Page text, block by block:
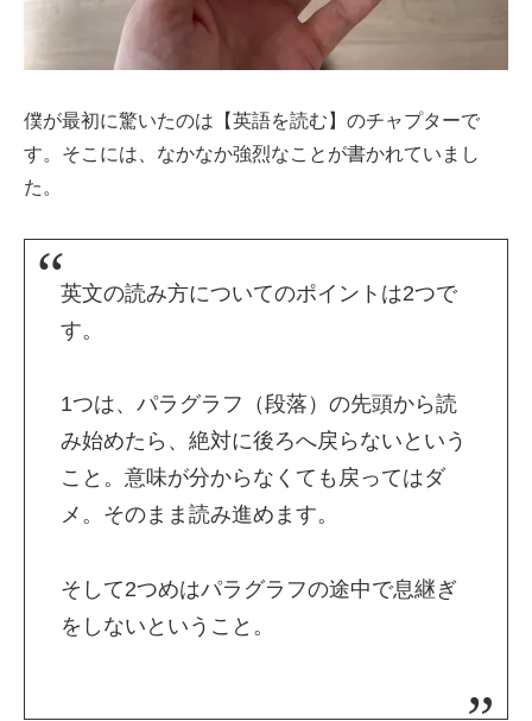
僕が最初に驚いたのは【英語を読む】のチャプターで
す。そこには、なかなか強烈なことが書かれていまし
た。
英文の読み方についてのポイントは2つで
す。
1つは、パラグラフ（段落）の先頭から読
み始めたら、絶対に後ろへ戻らないという
こと。意味が分からなくても戻ってはダ
メ。そのまま読み進めます。
そして2つめはパラグラフの途中で息継ぎ
をしないということ。